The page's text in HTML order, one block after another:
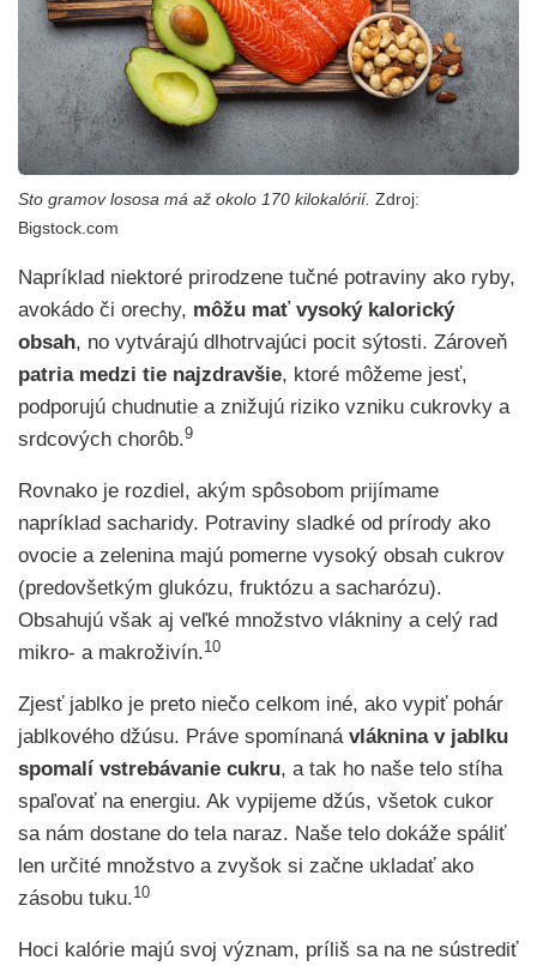
Sto gramov lososa má až okolo 170 kilokalórií. Zdroj:
Bigstock.com
Napríklad niektoré prirodzene tučné potraviny ako ryby,
avokádo či orechy, môžu mať vysoký kalorický
obsah, no vytvárajú dlhotrvajúci pocit sýtosti. Zároveň
patria medzi tie najzdravšie, ktoré môžeme jesť,
podporujú chudnutie a znižujú riziko vzniku cukrovky a
srdcových chorôb.9
Rovnako je rozdiel, akým spôsobom prijímame
napríklad sacharidy. Potraviny sladké od prírody ako
ovocie a zelenina majú pomerne vysoký obsah cukrov
(predovšetkým glukózu, fruktózu a sacharózu).
Obsahujú však aj veľké množstvo vlákniny a celý rad
mikro- a makroživín.10
Zjesť jablko je preto niečo celkom iné, ako vypiť pohár
jablkového džúsu. Práve spomínaná vláknina v jablku
spomalí vstrebávanie cukru, a tak ho naše telo stíha
spaľovať na energiu. Ak vypijeme džús, všetok cukor
sa nám dostane do tela naraz. Naše telo dokáže spáliť
len určité množstvo a zvyšok si začne ukladať ako
zásobu tuku.10
Hoci kalórie majú svoj význam, príliš sa na ne sústrediť